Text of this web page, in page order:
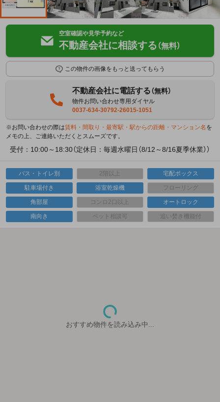
空室確認や見学予約など
不動産会社に相談する （無料）
この物件の画像をもっと送ってもらう
不動産会社に電話する（無料）
物件お問い合わせ専用ダイヤル
0037-634-30792-26015-1051
※お問い合わせの際は賃料・間取り・最寄駅・駅からの距離・マンション名 を
メモの上、ご連絡いただくとスムーズです。
受付：10:00～18:30（定休日：毎週水曜日（8/12～8/16夏季休業））
バス・トイレ別 2階以上 宅配ボックス
駐車場付き 浴室乾燥機 フローリング
角部屋 コンロ2口以上 オートロック
南向き ペット相談可 追い焚き機能付
おすすめ物件を読み込み中...